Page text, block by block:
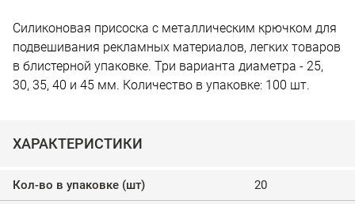
Силиконовая присоска с металлическим крючком для
подвешивания рекламных материалов, легких товаров
в блистерной упаковке. Три варианта диаметра - 25,
30, 35, 40 и 45 мм. Количество в упаковке: 100 шт.
ХАРАКТЕРИСТИКИ
Кол-во в упаковке (шт) 20